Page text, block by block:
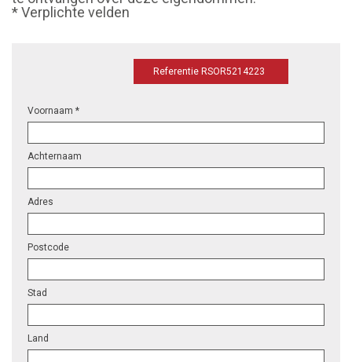
* Verplichte velden
Referentie RSOR5214223
Voornaam *
Achternaam
Adres
Postcode
Stad
Land